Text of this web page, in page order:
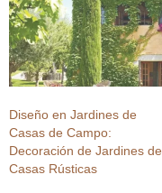
Diseño en Jardines de
Casas de Campo:
Decoración de Jardines de
Casas Rústicas